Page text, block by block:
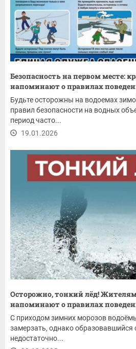
Безопасность на первом месте:
напоминают о правилах
Будьте осторожны на водоемах
правил безопасности на водных
период часто...
19.01.2026
Осторожно, тонкий лёд! Жителям
напоминают о правилах
С приходом зимних морозов
замерзать, однако образовавшийся
недостаточно...